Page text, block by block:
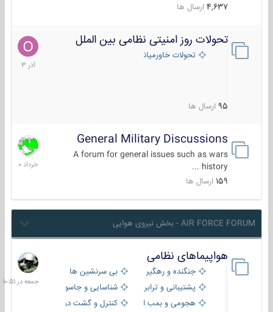
4,637 ارسال ها
تحولات روز امنیتی نظامی بین الملل
تحولات خاورمیانه
95 ارسال ها
21
آذر
1403
General Military Discussions
A forum for general issues such as wars
history ...
159 ارسال ها
10
خرداد
1400
AIR FORCE FORUM - بخش نیروی هوایی
هواپیماهای نظامی
جنگنده و رهگیر
بی سرنشین ها
پشتیبانی و ترابری
شناسایی و جاسوسی
هجومی و بمب افکن
کنترل و گشت دریایی
جمعه
در
10:51